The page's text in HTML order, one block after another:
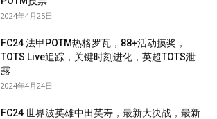
2024年4月25日
FC24 法甲POTM热格罗瓦，88+活动摸奖，
TOTS Live追踪，关键时刻进化，英超TOTS泄
露
2024年4月24日
FC24 世界波英雄中田英寿，最新大决战，最新